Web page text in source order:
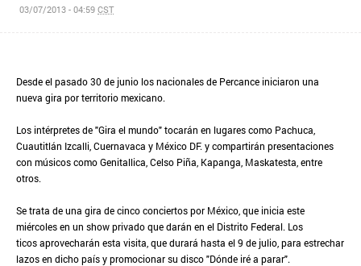
03/07/2013 - 04:59CST
Desde el pasado 30 de junio los nacionales de Percance iniciaron una
nueva gira por territorio mexicano.
Los intérpretes de "Gira el mundo" tocarán en lugares como Pachuca,
Cuautitlán Izcalli, Cuernavaca y México DF. y compartirán presentaciones
con músicos como Genitallica, Celso Piña, Kapanga, Maskatesta, entre
otros.
Se trata de una gira de cinco conciertos por México, que inicia este
miércoles en un show privado que darán en el Distrito Federal. Los
ticos aprovecharán esta visita, que durará hasta el 9 de julio, para estrechar
lazos en dicho país y promocionar su disco "Dónde iré a parar".